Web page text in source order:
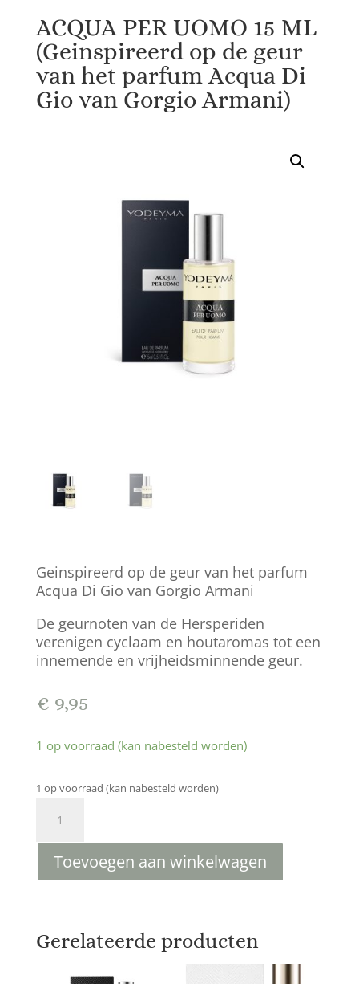
ACQUA PER UOMO 15 ML
(Geinspireerd op de geur
van het parfum Acqua Di
Gio van Gorgio Armani)
Geinspireerd op de geur van het parfum
Acqua Di Gio van Gorgio Armani
De geurnoten van de Hersperiden
verenigen cyclaam en houtaromas tot een
innemende en vrijheidsminnende geur.
€ 9,95
1 op voorraad (kan nabesteld worden)
1 op voorraad (kan nabesteld worden)
UOMO
ML
de
Toevoegen aan winkelwagen
Gerelateerde producten